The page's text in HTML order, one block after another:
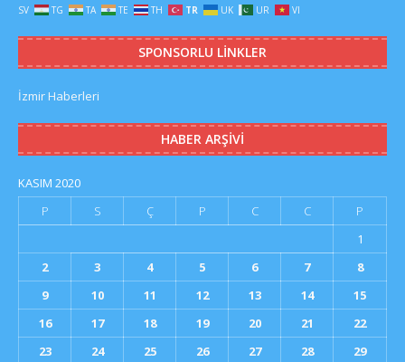
SV
TG TA TE TH TR UK UR VI
SPONSORLU LINKLER
İzmir Haberleri
HABER ARŞIVI
KASIM 2020
P
S Ç P C C
P
1
2
3 4 5 6 7
8
9
10 11 12 13 14
15
16
17 18 19 20 21
22
23
24 25 26 27 28 29